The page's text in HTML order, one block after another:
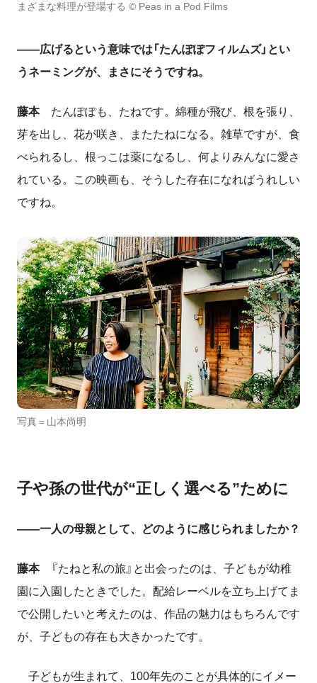
まざまな料理が登場する © Peas in a Pod Films
――広げるという意味では「たんぽぽフィルムズ」とい
うネーミングが、まさにそうですね。
藤本たんぽぽも、たねです。綿種が飛び、根を張り、
芽を出し、花が咲き、またたねになる。雑草ですが、食
べられるし、根っこは薬になるし、何よりみんなに愛さ
れている。この映画も、そうした存在になればうれしい
ですね。
写真＝山本尚明
子や孫の世代が“正しく選べる”ために
――一人の母親として、どのように感じられましたか？
藤本『たねと私の旅』と出会ったのは、子どもが幼稚
園に入園したときでした。配給レーベルを立ち上げてま
で公開したいと考えたのは、作品の魅力はもちろんです
が、子どもの存在も大きかったです。
子どもが生まれて、100年先のことが具体的にイメー